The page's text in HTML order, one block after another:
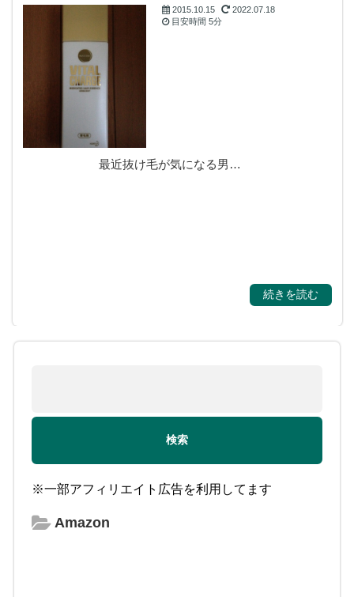
購入商品のレビュー
2015.10.15
2022.07.18
目安時間 5分
最近抜け毛が気になる男…
続きを読む
※一部アフィリエイト広告を利用してます
Amazon